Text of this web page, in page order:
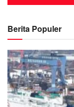
Berita Populer